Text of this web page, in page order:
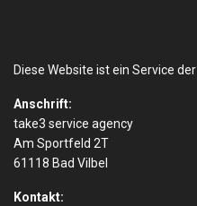
Diese Website ist ein Service der
Anschrift:
take3 service agency
Am Sportfeld 2T
61118 Bad Vilbel
Kontakt: